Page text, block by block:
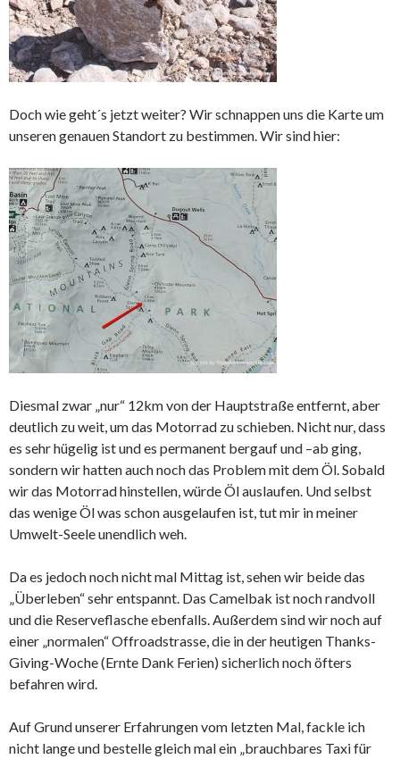
Doch wie geht´s jetzt weiter? Wir schnappen uns die Karte um
unseren genauen Standort zu bestimmen. Wir sind hier:
Diesmal zwar „nur“ 12km von der Hauptstraße entfernt, aber
deutlich zu weit, um das Motorrad zu schieben. Nicht nur, dass
es sehr hügelig ist und es permanent bergauf und –ab ging,
sondern wir hatten auch noch das Problem mit dem Öl. Sobald
wir das Motorrad hinstellen, würde Öl auslaufen. Und selbst
das wenige Öl was schon ausgelaufen ist, tut mir in meiner
Umwelt-Seele unendlich weh.
Da es jedoch noch nicht mal Mittag ist, sehen wir beide das
„Überleben“ sehr entspannt. Das Camelbak ist noch randvoll
und die Reserveflasche ebenfalls. Außerdem sind wir noch auf
einer „normalen“ Offroadstrasse, die in der heutigen Thanks-
Giving-Woche (Ernte Dank Ferien) sicherlich noch öfters
befahren wird.
Auf Grund unserer Erfahrungen vom letzten Mal, fackle ich
nicht lange und bestelle gleich mal ein „brauchbares Taxi für